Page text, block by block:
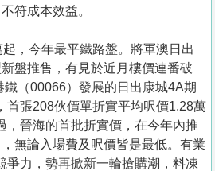
符成本效益。
起，今年最平鐵路盤。將軍澳日出
盤推售，有見於近月樓價連番破
（00066）發展的日出康城4A期
首張208伙價單折實平均呎價1.28萬
，晉海的首批折實價，在今年內推
無論入場費及呎價皆是最低。有業
爭力，勢再掀新一輪搶購潮，料凍